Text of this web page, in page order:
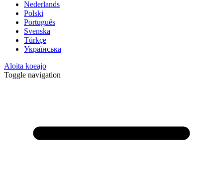
Nederlands
Polski
Português
Svenska
Türkçe
Українська
Aloita koeajo
Toggle navigation